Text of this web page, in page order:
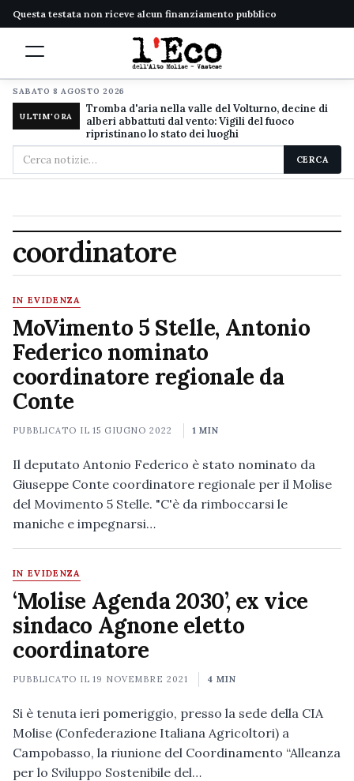
Questa testata non riceve alcun finanziamento pubblico
SABATO 8 AGOSTO 2026
ULTIM'ORA
Tromba d'aria nella valle del Volturno, decine di
alberi abbattuti dal vento: Vigili del fuoco
ripristinano lo stato dei luoghi
Cerca
nel
CERCA
coordinatore
IN EVIDENZA
MoVimento 5 Stelle, Antonio
Federico nominato
coordinatore regionale da
Conte
PUBBLICATO IL15 GIUGNO 2022 1 MIN
Il deputato Antonio Federico è stato nominato da
Giuseppe Conte coordinatore regionale per il Molise
del Movimento 5 Stelle. "C'è da rimboccarsi le
maniche e impegnarsi…
IN EVIDENZA
‘Molise Agenda 2030’, ex vice
sindaco Agnone eletto
coordinatore
PUBBLICATO IL19 NOVEMBRE 2021 4 MIN
Si è tenuta ieri pomeriggio, presso la sede della CIA
Molise (Confederazione Italiana Agricoltori) a
Campobasso, la riunione del Coordinamento “Alleanza
per lo Sviluppo Sostenibile del…